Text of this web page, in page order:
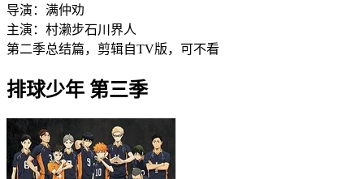
导演： 满仲劝
主演： 村濑步石川界人
第二季总结篇，剪辑自TV版，可不看
排球少年 第三季